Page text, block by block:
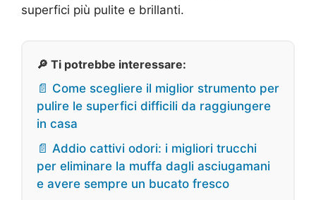
superfici più pulite e brillanti.
🔎 Ti potrebbe interessare:
📄 Come scegliere il miglior strumento per
pulire le superfici difficili da raggiungere
in casa
📄 Addio cattivi odori: i migliori trucchi
per eliminare la muffa dagli asciugamani
e avere sempre un bucato fresco